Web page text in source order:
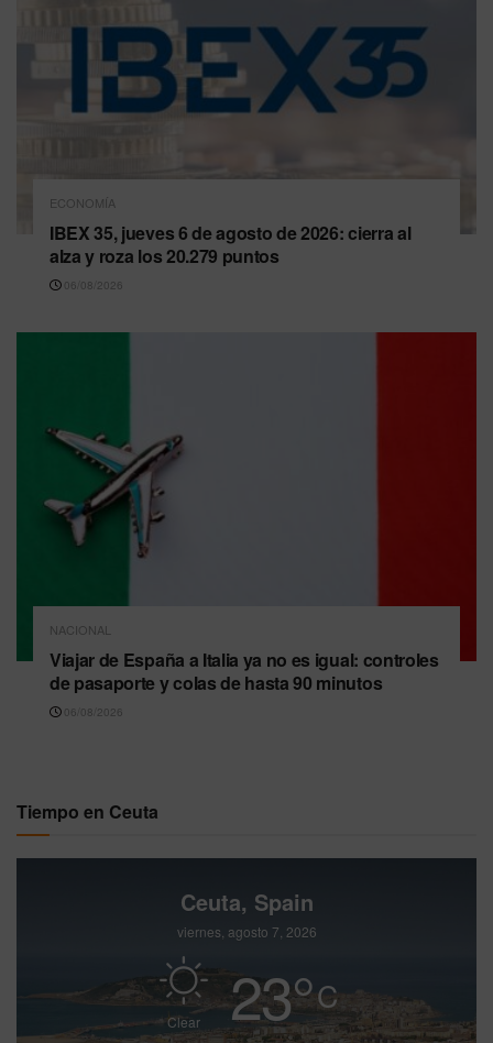
ECONOMÍA
IBEX 35, jueves 6 de agosto de 2026: cierra al
alza y roza los 20.279 puntos
06/08/2026
NACIONAL
Viajar de España a Italia ya no es igual: controles
de pasaporte y colas de hasta 90 minutos
06/08/2026
Tiempo en Ceuta
Ceuta, Spain
viernes, agosto 7, 2026
Clear 23°C